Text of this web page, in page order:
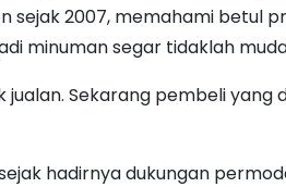
sejak 2007, memahami betul
minuman segar tidaklah
jualan. Sekarang pembeli yang
hadirnya dukungan